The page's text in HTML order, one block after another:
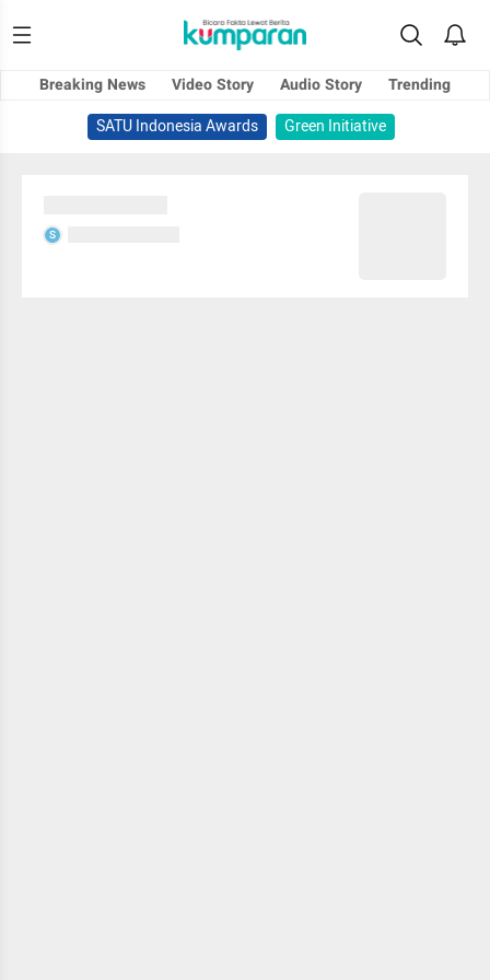
Breaking News Video Story Audio Story
Trending
SATU Indonesia Awards
Green Initiative
S